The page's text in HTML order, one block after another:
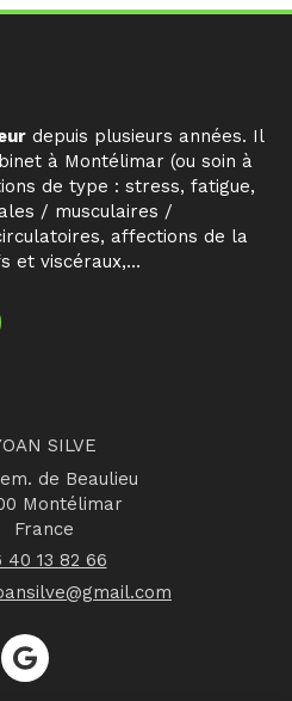
depuis plusieurs années. Il
à Montélimar (ou soin à
de type : stress, fatigue,
/ musculaires /
affections de la
et viscéraux,…
SILVE
de Beaulieu
Montélimar
France
40 13 82 66